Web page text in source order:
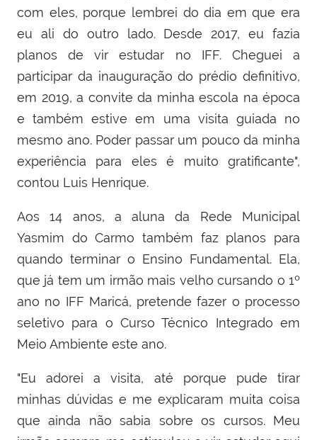
com eles, porque lembrei do dia em que era
eu ali do outro lado. Desde 2017, eu fazia
planos de vir estudar no IFF. Cheguei a
participar da inauguração do prédio definitivo,
em 2019, a convite da minha escola na época
e também estive em uma visita guiada no
mesmo ano. Poder passar um pouco da minha
experiência para eles é muito gratificante",
contou Luis Henrique.
Aos 14 anos, a aluna da Rede Municipal
Yasmim do Carmo também faz planos para
quando terminar o Ensino Fundamental. Ela,
que já tem um irmão mais velho cursando o 1º
ano no IFF Maricá, pretende fazer o processo
seletivo para o Curso Técnico Integrado em
Meio Ambiente este ano.
"Eu adorei a visita, até porque pude tirar
minhas dúvidas e me explicaram muita coisa
que ainda não sabia sobre os cursos. Meu